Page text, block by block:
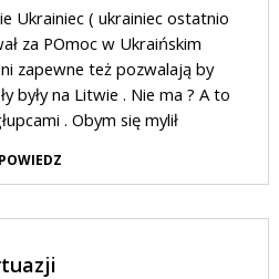
Ukrainiec ( ukrainiec ostatnio
za POmoc w Ukraińskim
zapewne też pozwalają by
były na Litwie . Nie ma ? A to
. Obym się mylił